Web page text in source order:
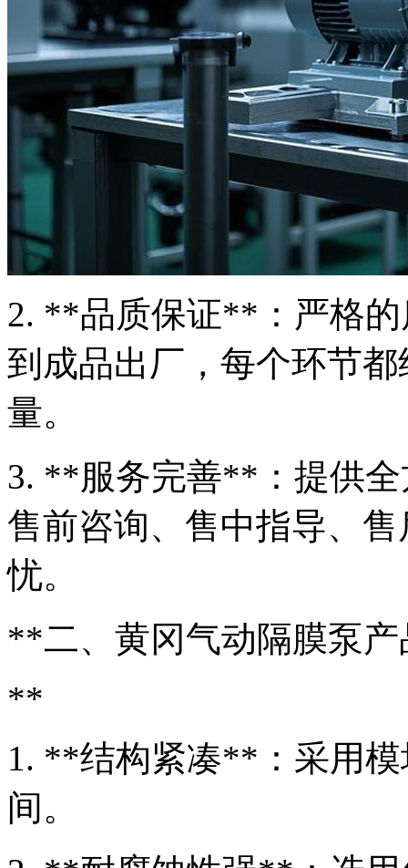
2. **品质保证**：严格
到成品出厂，每个环节
量。
3. **服务完善**：提供
售前咨询、售中指导、
忧。
**二、黄冈气动隔膜泵产
**
1. **结构紧凑**：采用
间。